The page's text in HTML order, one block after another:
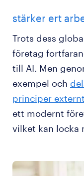
stärker ert
Trots dess
företag
till AI. Men
exempel och
principer externt
ett modernt
vilket kan locka